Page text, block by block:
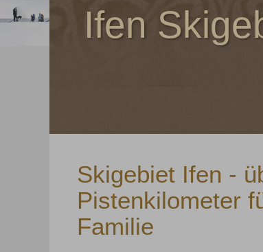
Ifen
Skigebiet Ifen -
Pistenkilometer
Familie